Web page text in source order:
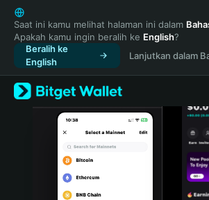
English
日本語
Tiếng Việt
Русский
Español (Latinoamérica)
Türkçe
Italiano
Português (Portugal)
Saat ini kamu melihat halaman ini dalam
Apakah kamu ingin beralih ke English?
Beralih ke
English
Lanjutkan dalam